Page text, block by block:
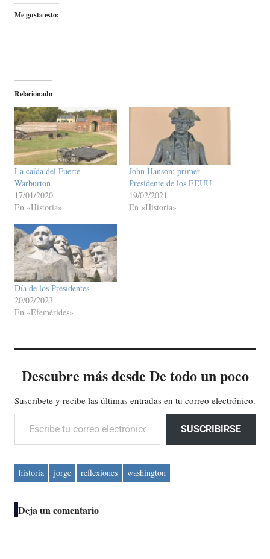
Me gusta esto:
Relacionado
La caída del Fuerte
Warburton
17/01/2020
En «Historia»
John Hanson: primer
Presidente de los EEUU
19/02/2021
En «Historia»
Día de los Presidentes
20/02/2023
En «Efemérides»
Descubre más desde De todo un poco
Suscríbete y recibe las últimas entradas en tu correo electrónico.
Escribe tu correo electrónico…
SUSCRIBIRSE
historia jorge reflexiones washington
Deja un comentario